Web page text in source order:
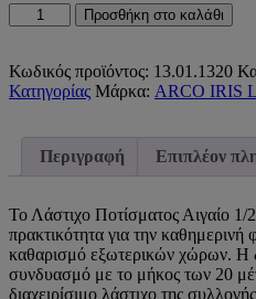
Λάστιχο
Ποτίσματος
Μπλε
13mm
ποσότητα
Προσθήκη στο καλάθι
Κωδικός προϊόντος: 13.01.1320
Κατηγορίας Μάρκα: ARCO IRIS
Περιγραφή Επιπλέον
Το Λάστιχο Ποτίσματος Αιγαίο 1/
πρακτικότητα για την καθημερινή
καθαρισμό εξωτερικών χώρων. Η
συνδυασμό με το μήκος των 20
διαχειρίσιμο λάστιχο της